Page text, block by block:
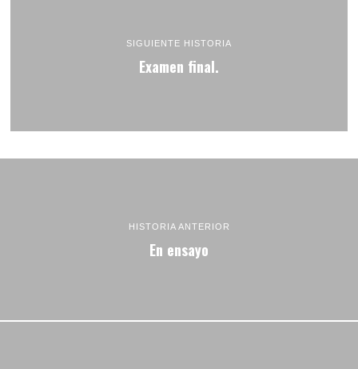
SIGUIENTE HISTORIA
Examen final.
HISTORIA ANTERIOR
En ensayo